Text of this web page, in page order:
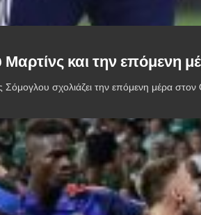
Μαρτίνς και την επόμενη
σχολιάζει την επόμενη μέρα